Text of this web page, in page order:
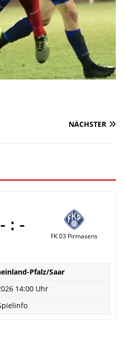
NÄCHSTER
-:-
FK 03 Pirmasens
Pfalz/Saar
14:00 Uhr